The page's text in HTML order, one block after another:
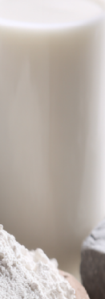
обработку моих